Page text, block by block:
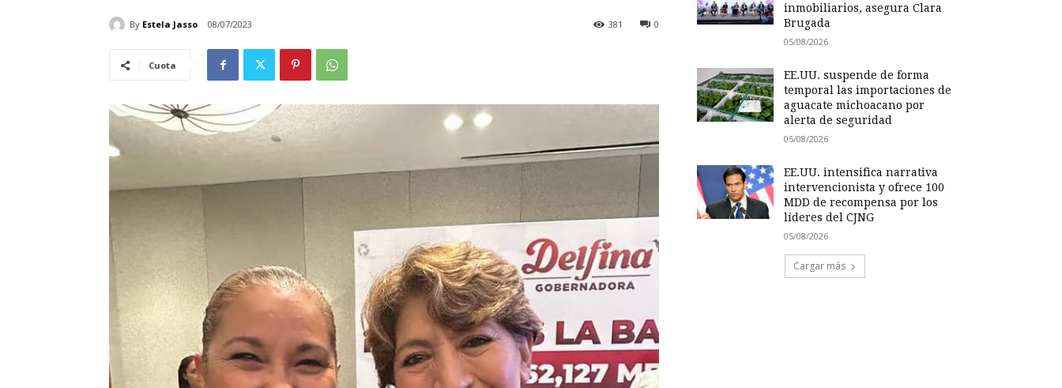
By Estela Jasso 08/07/2023 0
381
Cuota
inmobiliarios, asegura Clara
Brugada
05/08/2026
EE.UU. suspende de forma
temporal las importaciones de
aguacate michoacano por
alerta de seguridad
05/08/2026
EE.UU. intensifica narrativa
intervencionista y ofrece 100
MDD de recompensa por los
líderes del CJNG
05/08/2026
Cargar más